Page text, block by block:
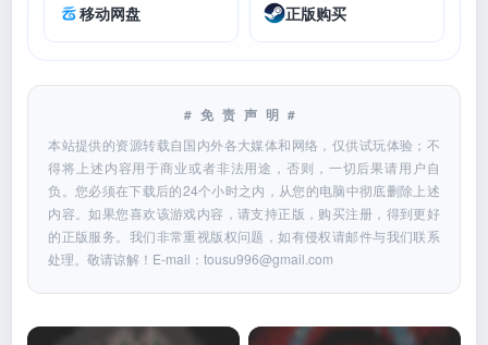
移动网盘 正版购买
#免责声明#
本站提供的资源转载自国内外各大媒体和网络，仅供试玩体验；不
得将上述内容用于商业或者非法用途，否则，一切后果请用户自
负。您必须在下载后的24个小时之内，从您的电脑中彻底删除上述
内容。如果您喜欢该游戏内容，请支持正版，购买注册，得到更好
的正版服务。我们非常重视版权问题，如有侵权请邮件与我们联系
处理。敬请谅解！E-mail：tousu996@gmail.com